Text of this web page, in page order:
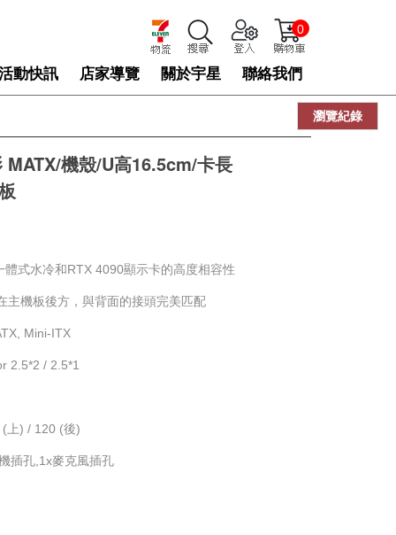
動快訊 店家導覽 關於宇星 聯絡我們
0
機殼/U高16.5cm/卡長
式水冷和RTX 4090顯示卡的高度相容性
主機板後方，與背面的接頭完美匹配
Mini-ITX
2.5*2 / 2.5*1
上) / 120 (後)
插孔,1x麥克風插孔
瀏覽紀錄